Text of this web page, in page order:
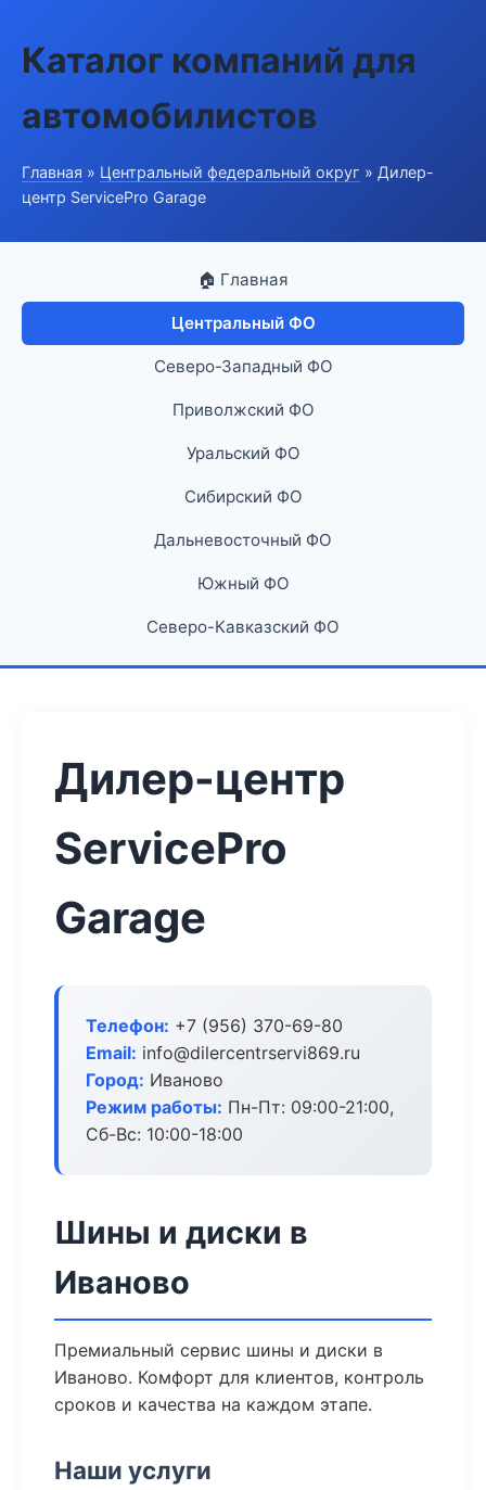
Каталог компаний для
автомобилистов
Главная » Центральный федеральный округ » Дилер-
центр ServicePro Garage
🏠 Главная
Центральный ФО
Северо-Западный ФО
Приволжский ФО
Уральский ФО
Сибирский ФО
Дальневосточный ФО
Южный ФО
Северо-Кавказский ФО
Дилер-центр
ServicePro
Garage
Телефон: +7 (956) 370-69-80
Email: info@dilercentrservi869.ru
Город: Иваново
Режим работы: Пн-Пт: 09:00-21:00,
Сб-Вс: 10:00-18:00
Шины и диски в
Иваново
Премиальный сервис шины и диски в
Иваново. Комфорт для клиентов, контроль
сроков и качества на каждом этапе.
Наши услуги